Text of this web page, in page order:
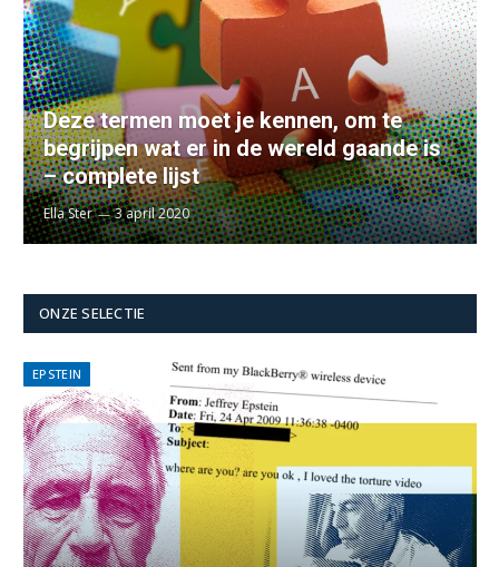
Deze termen moet je kennen, om te
begrijpen wat er in de wereld gaande is
– complete lijst
Ella Ster 3 april 2020
ONZE SELECTIE
EPSTEIN